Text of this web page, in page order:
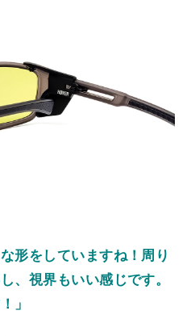
形をしていますね！周り
、視界もいい感じです。
」